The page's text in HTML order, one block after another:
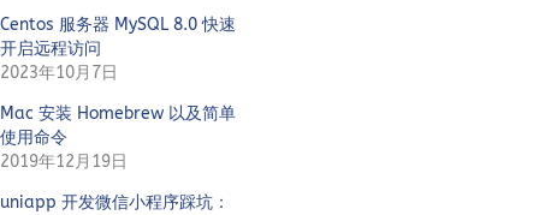
Centos 服务器 MySQL 8.0 快速
开启远程访问
2023年10月7日
Mac 安装 Homebrew 以及简单
使用命令
2019年12月19日
uniapp 开发微信小程序踩坑：